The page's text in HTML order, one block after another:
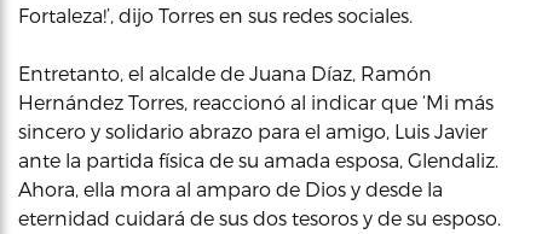
Fortaleza!’, dijo Torres en sus redes sociales.
Entretanto, el alcalde de Juana Díaz, Ramón
Hernández Torres, reaccionó al indicar que ‘Mi más
sincero y solidario abrazo para el amigo, Luis Javier
ante la partida física de su amada esposa, Glendaliz.
Ahora, ella mora al amparo de Dios y desde la
eternidad cuidará de sus dos tesoros y de su esposo.